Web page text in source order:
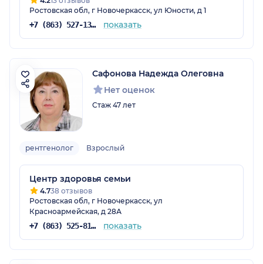
Ростовская обл, г Новочеркасск, ул Юности, д 1
+7 (863) 527-13-13 показать
Сафонова Надежда Олеговна
Нет оценок
Стаж 47 лет
рентгенолог Взрослый
Центр здоровья семьи
4.738 отзывов
Ростовская обл, г Новочеркасск, ул
Красноармейская, д 28А
+7 (863) 525-81-82 показать